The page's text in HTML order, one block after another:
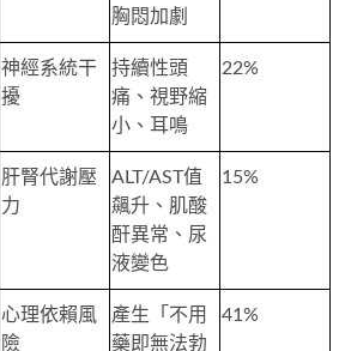
胸悶加劇
神經系統干
擾
持續性頭
痛、視野縮
小、耳鳴
22%
肝腎代謝壓
力
ALT/AST值
飆升、肌酸
酐異常、尿
液變色
15%
心理依賴風
險
產生「不用
藥即無法勃
41%